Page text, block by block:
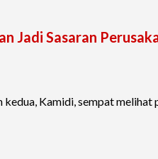
Jadi Sasaran
kedua, Kamidi, sempat melihat